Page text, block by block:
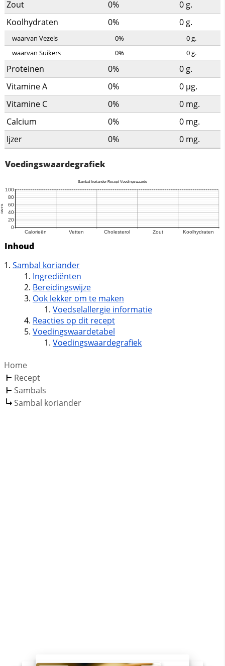
Zout 0% 0 g.
Koolhydraten
0% 0 g.
waarvan Vezels 0% 0g.
waarvan Suikers
0% 0g.
Proteinen 0% 0 g.
Vitamine A
0% 0 µg.
Vitamine C
0% 0 mg.
Calcium
0% 0 mg.
Ijzer
0% 0 mg.
Voedingswaardegrafiek
Inhoud
Sambal koriander
Ingrediënten
Bereidingswijze
Ook lekker om te maken
Voedselallergie informatie
Reacties op dit recept
Voedingswaardetabel
Voedingswaardegrafiek
Home
Recept
Sambals
Sambal koriander